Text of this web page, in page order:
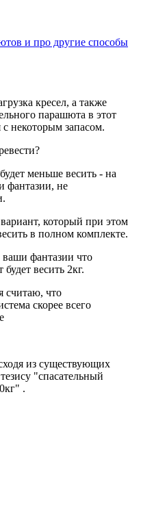
и про другие способы
кресел, а также
парашюта в этот
с некоторым запасом.
меньше весить - на
фантазии, не
который при этом
в полном комплекте.
ваши фантазии что
весить 2кг.
считаю, что
скорее всего
из существующих
"спасательный
.